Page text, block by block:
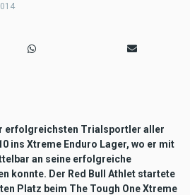
erfolgreichsten Trialsportler aller
ins Xtreme Enduro Lager, wo er mit
an seine erfolgreiche
konnte. Der Red Bull Athlet startete
Platz beim The Tough One Xtreme